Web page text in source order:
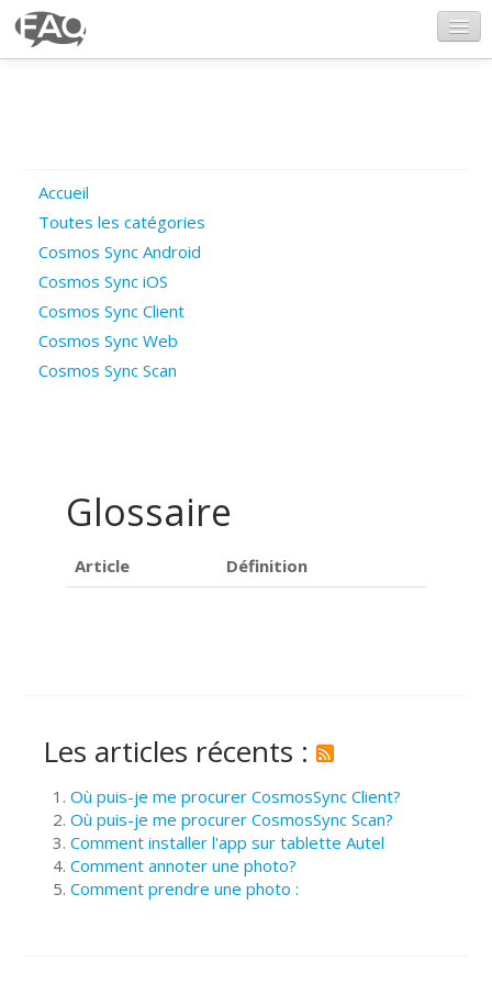
Poser une question
Questions ouvertes
Connexion
Accueil
Toutes les catégories
Cosmos Sync Android
Cosmos Sync iOS
Cosmos Sync Client
Cosmos Sync Web
Cosmos Sync Scan
Glossaire
Article Définition
Les articles récents :
Où puis-je me procurer CosmosSync Client?
Où puis-je me procurer CosmosSync Scan?
Comment installer l'app sur tablette Autel
Comment annoter une photo?
Comment prendre une photo :